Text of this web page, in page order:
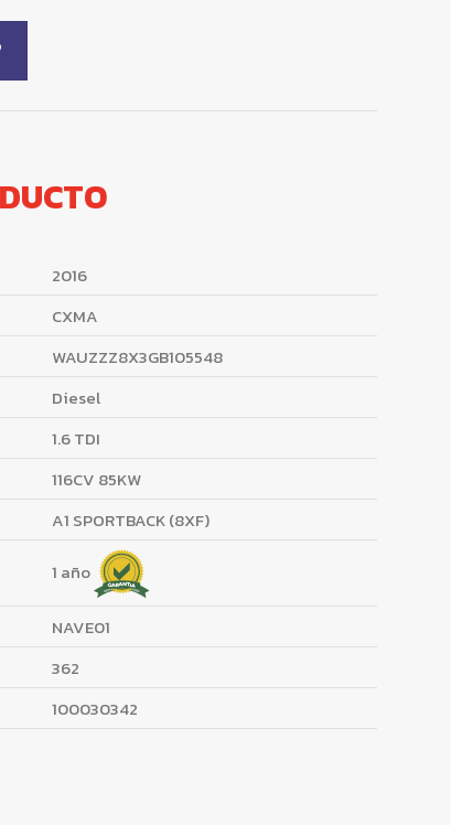
2016
CXMA
WAUZZZ8X3GB105548
Diesel
1.6 TDI
116CV 85KW
A1 SPORTBACK (8XF)
1 año
NAVE01
362
100030342